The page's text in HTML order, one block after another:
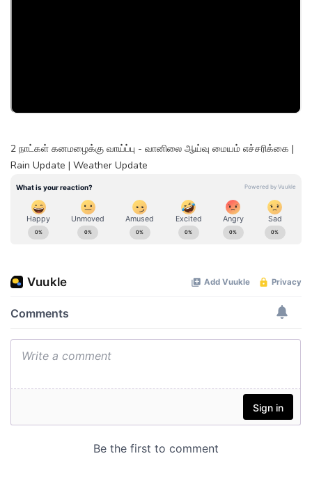
2 நாட்கள் கனமழைக்கு வாய்ப்பு - வானிலை ஆய்வு மையம் எச்சரிக்கை |
Rain Update | Weather Update